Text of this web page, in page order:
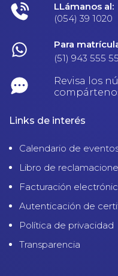
LLámanos al:
(054) 39 1020
Para
(51) 943 555
Revisa los
Links de interés
Calendario de
Libro de
Facturación
Autenticación de
Política de privacidad
Transparencia